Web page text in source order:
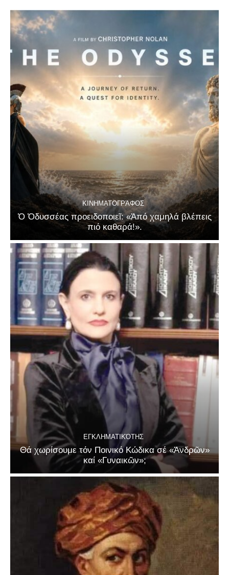
ΚΙΝΗΜΑΤΟΓΡΆΦΟΣ
Ὁ Ὀδυσσέας προειδοποιεῖ: «Ἀπό χαμηλά βλέπεις
πιό καθαρά!».
ΕΓΚΛΗΜΑΤΙΚΌΤΗΣ
Θά χωρίσουμε τόν Ποινικό Κώδικα σέ «Ἀνδρῶν»
καί «Γυναικῶν»;